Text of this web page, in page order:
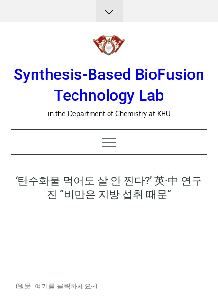
Synthesis-Based BioFusion
Technology Lab
in the Department of Chemistry at KHU
‘탄수화물 먹어도 살 안 찐다?’ 英·中 연구
진 “비만은 지방 섭취 때문”
(원문: 여기를 클릭하세요~)